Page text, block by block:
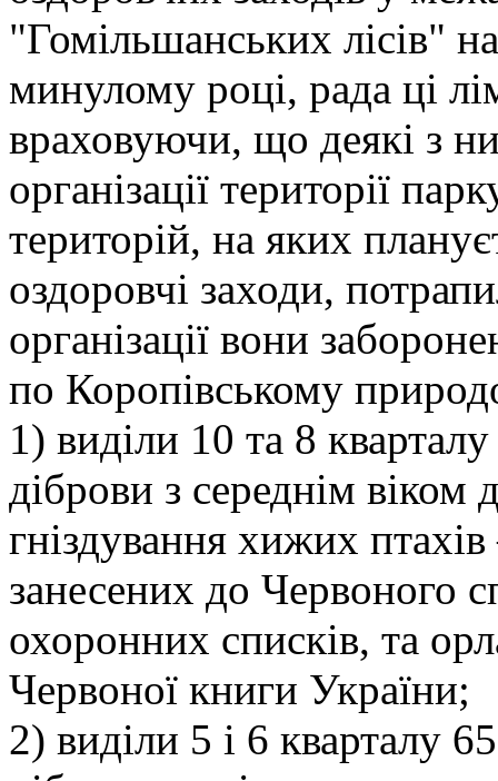
"Гомільшанських лісів"
минулому році, рада ці
враховуючи, що деякі з
організації території
територій, на яких
оздоровчі заходи,
організації вони
по Коропівському
1) виділи 10 та 8
діброви з середнім віком
гніздування хижих
занесених до Червоного
охоронних списків, та
Червоної книги України;
2) виділи 5 і 6 кварталу